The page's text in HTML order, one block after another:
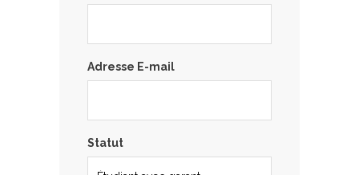
Adresse E-mail
Statut